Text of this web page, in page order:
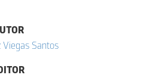
Viegas Santos